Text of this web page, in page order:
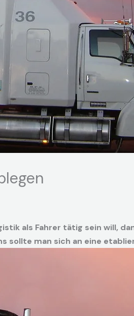
als Fahrer tätig sein will,
sollte man sich an eine